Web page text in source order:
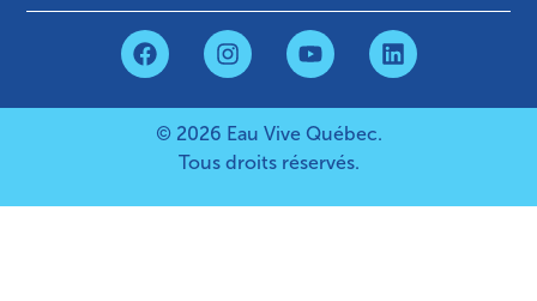
© 2026 Eau Vive Québec.
Tous droits réservés.